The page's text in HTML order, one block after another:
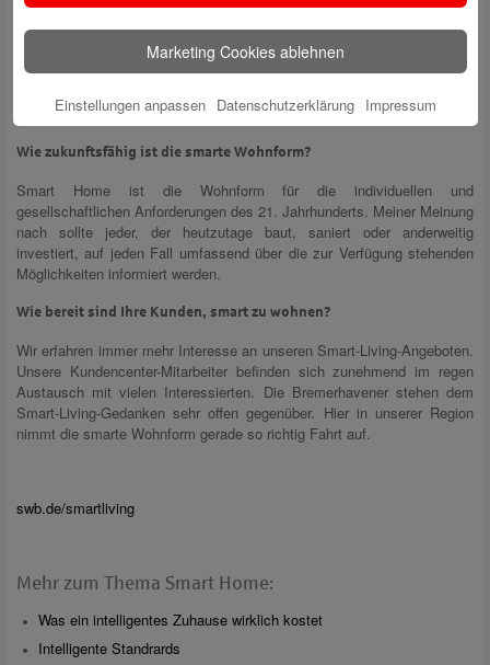
Bei uns zum Beispiel werden die verschlüsselten Daten unserer Kunden
in einem Oldenburger Rechenzentrum gesammelt. Sie bleiben also im
regionalen Umfeld sicher verwahrt. Hier hat selbstverständlich niemand
Externes Zugriff. Da können sich unsere Kunden drauf verlassen.
Wie zukunftsfähig ist die smarte Wohnform?
Smart Home ist die Wohnform für die individuellen und
gesellschaftlichen Anforderungen des 21. Jahrhunderts. Meiner Meinung
nach sollte jeder, der heutzutage baut, saniert oder anderweitig
investiert, auf jeden Fall umfassend über die zur Verfügung stehenden
Möglichkeiten informiert werden.
Wie bereit sind Ihre Kunden, smart zu wohnen?
Wir erfahren immer mehr Interesse an unseren Smart-Living-Angeboten.
Unsere Kundencenter-Mitarbeiter befinden sich zunehmend im regen
Austausch mit vielen Interessierten. Die Bremerhavener stehen dem
Smart-Living-Gedanken sehr offen gegenüber. Hier in unserer Region
nimmt die smarte Wohnform gerade so richtig Fahrt auf.
swb.de/smartliving
Mehr zum Thema Smart Home:
Was ein intelligentes Zuhause wirklich kostet
Intelligente Standrards
Marketing Cookies ablehnen
Einstellungen anpassen Datenschutzerklärung Impressum